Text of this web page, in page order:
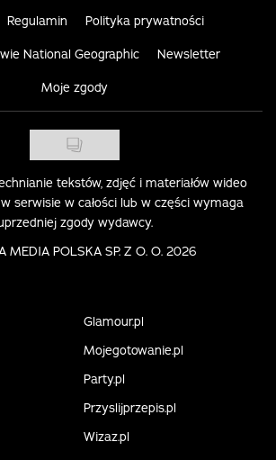
Regulamin Polityka prywatności
National Geographic Newsletter
Moje zgody
tekstów, zdjęć i materiałów wideo
serwisie w całości lub w części wymaga
zgody wydawcy.
MEDIA POLSKA SP. Z O. O. 2026
Glamour.pl
Mojegotowanie.pl
Party.pl
Przyslijprzepis.pl
Wizaz.pl